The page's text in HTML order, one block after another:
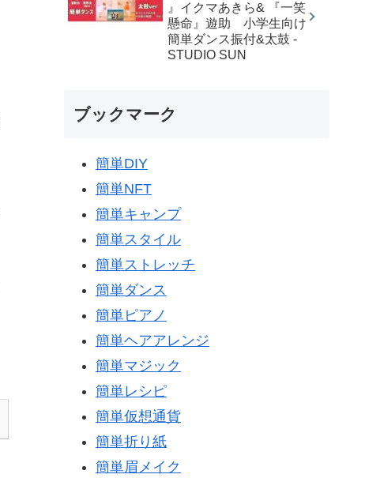
』イクマあきら& 『一笑
懸命』遊助 小学生向け
簡単ダンス振付&太鼓 -
STUDIO SUN
ブックマーク
簡単DIY
簡単NFT
簡単キャンプ
簡単スタイル
簡単ストレッチ
簡単ダンス
簡単ピアノ
簡単ヘアアレンジ
簡単マジック
簡単レシピ
簡単仮想通貨
簡単折り紙
簡単眉メイク